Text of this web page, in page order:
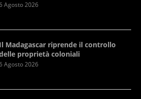
Agosto 2026
Il Madagascar riprende il controllo
proprietà coloniali
Agosto 2026